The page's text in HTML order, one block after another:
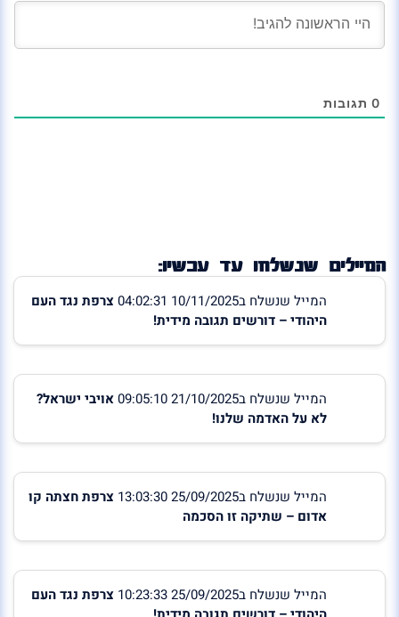
0 תגובות
המיילים שנשלחו עד עכשיו:
המייל שנשלח ב10/11/2025 04:02:31
צרפת נגד העם
היהודי – דורשים תגובה מידית!
המייל שנשלח ב21/10/2025 09:05:10
אויבי ישראל?
לא על האדמה שלנו!
המייל שנשלח ב25/09/2025 13:03:30
צרפת חצתה קו
אדום – שתיקה זו הסכמה
המייל שנשלח ב25/09/2025 10:23:33
צרפת נגד העם